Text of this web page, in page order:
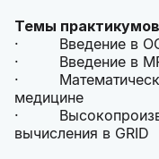
Темы
· Введение в ОС
· Введение в
·
медицине
·
вычисления в GRID